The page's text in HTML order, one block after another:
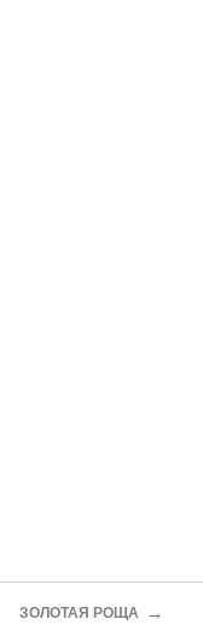
ЗОЛОТАЯ РОЩА →